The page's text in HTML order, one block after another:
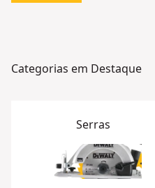
Categorias em Destaque
Serras